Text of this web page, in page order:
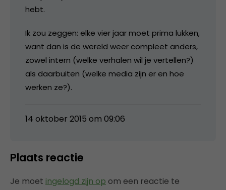
hebt.
Ik zou zeggen: elke vier jaar moet prima lukken,
want dan is de wereld weer compleet anders,
zowel intern (welke verhalen wil je vertellen?)
als daarbuiten (welke media zijn er en hoe
werken ze?).
14 oktober 2015 om 09:06
Plaats reactie
Je moet ingelogd zijn op om een reactie te